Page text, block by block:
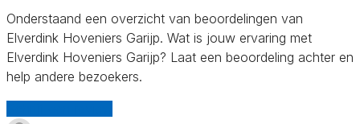
Onderstaand een overzicht van beoordelingen van
Elverdink Hoveniers Garijp. Wat is jouw ervaring met
Elverdink Hoveniers Garijp? Laat een beoordeling achter en
help andere bezoekers.